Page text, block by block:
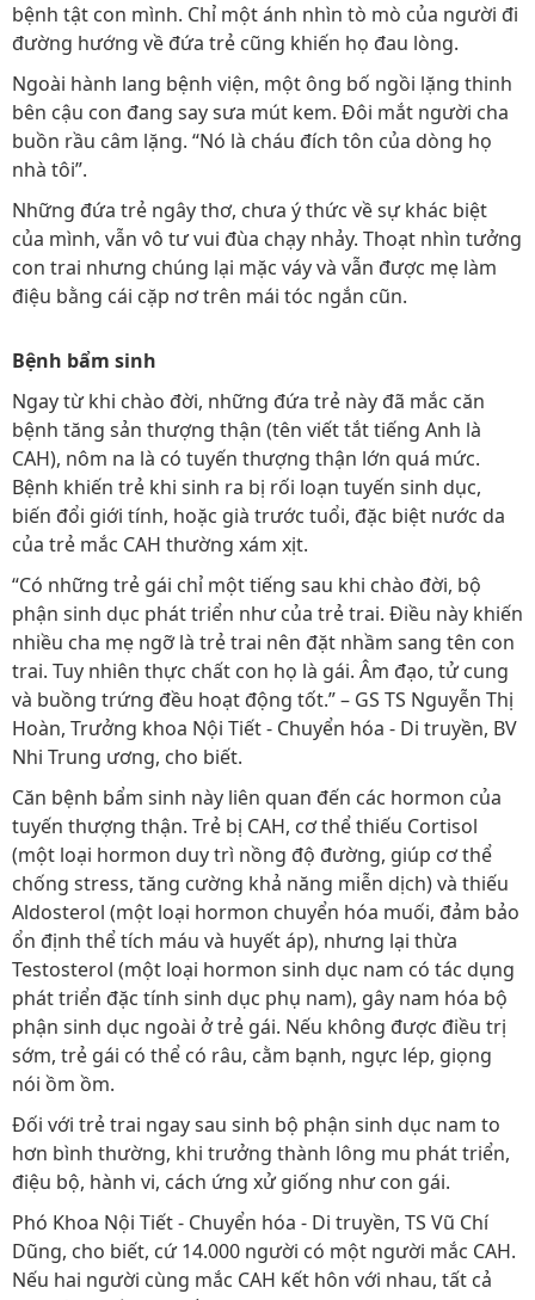
bệnh tật con mình. Chỉ một ánh nhìn tò mò của người đi
đường hướng về đứa trẻ cũng khiến họ đau lòng.
Ngoài hành lang bệnh viện, một ông bố ngồi lặng thinh
bên cậu con đang say sưa mút kem. Đôi mắt người cha
buồn rầu câm lặng. “Nó là cháu đích tôn của dòng họ
nhà tôi”.
Những đứa trẻ ngây thơ, chưa ý thức về sự khác biệt
của mình, vẫn vô tư vui đùa chạy nhảy. Thoạt nhìn tưởng
con trai nhưng chúng lại mặc váy và vẫn được mẹ làm
điệu bằng cái cặp nơ trên mái tóc ngắn cũn.
Bệnh bẩm sinh
Ngay từ khi chào đời, những đứa trẻ này đã mắc căn
bệnh tăng sản thượng thận (tên viết tắt tiếng Anh là
CAH), nôm na là có tuyến thượng thận lớn quá mức.
Bệnh khiến trẻ khi sinh ra bị rối loạn tuyến sinh dục,
biến đổi giới tính, hoặc già trước tuổi, đặc biệt nước da
của trẻ mắc CAH thường xám xịt.
“Có những trẻ gái chỉ một tiếng sau khi chào đời, bộ
phận sinh dục phát triển như của trẻ trai. Điều này khiến
nhiều cha mẹ ngỡ là trẻ trai nên đặt nhầm sang tên con
trai. Tuy nhiên thực chất con họ là gái. Âm đạo, tử cung
và buồng trứng đều hoạt động tốt.” – GS TS Nguyễn Thị
Hoàn, Trưởng khoa Nội Tiết - Chuyển hóa - Di truyền, BV
Nhi Trung ương, cho biết.
Căn bệnh bẩm sinh này liên quan đến các hormon của
tuyến thượng thận. Trẻ bị CAH, cơ thể thiếu Cortisol
(một loại hormon duy trì nồng độ đường, giúp cơ thể
chống stress, tăng cường khả năng miễn dịch) và thiếu
Aldosterol (một loại hormon chuyển hóa muối, đảm bảo
ổn định thể tích máu và huyết áp), nhưng lại thừa
Testosterol (một loại hormon sinh dục nam có tác dụng
phát triển đặc tính sinh dục phụ nam), gây nam hóa bộ
phận sinh dục ngoài ở trẻ gái. Nếu không được điều trị
sớm, trẻ gái có thể có râu, cằm bạnh, ngực lép, giọng
nói ồm ồm.
Đối với trẻ trai ngay sau sinh bộ phận sinh dục nam to
hơn bình thường, khi trưởng thành lông mu phát triển,
điệu bộ, hành vi, cách ứng xử giống như con gái.
Phó Khoa Nội Tiết - Chuyển hóa - Di truyền, TS Vũ Chí
Dũng, cho biết, cứ 14.000 người có một người mắc CAH.
Nếu hai người cùng mắc CAH kết hôn với nhau, tất cả